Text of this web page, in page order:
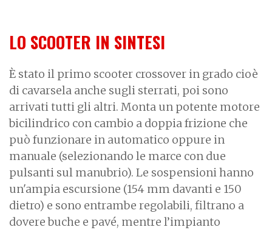
LO SCOOTER IN SINTESI
È stato il primo scooter crossover in grado cioè
di cavarsela anche sugli sterrati, poi sono
arrivati tutti gli altri. Monta un potente motore
bicilindrico con cambio a doppia frizione che
può funzionare in automatico oppure in
manuale (selezionando le marce con due
pulsanti sul manubrio). Le sospensioni hanno
un'ampia escursione (154 mm davanti e 150
dietro) e sono entrambe regolabili, filtrano a
dovere buche e pavé, mentre l’impianto